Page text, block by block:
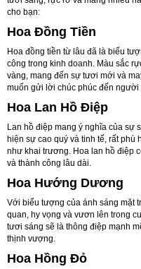
cho bạn:
Hoa Đồng Tiền
Hoa đồng tiền từ lâu đã là biểu
công trong kinh doanh. Màu sắc
vàng, mang đến sự tươi mới và
muốn gửi lời chúc phúc đến
Hoa Lan Hồ Điệp
Lan hồ điệp mang ý nghĩa của sự
hiện sự cao quý và tinh tế, rất
như khai trương. Hoa lan hồ điệp
và thành công lâu dài.
Hoa Hướng Dương
Với biểu tượng của ánh sáng mặt
quan, hy vọng và vươn lên trong
tươi sáng sẽ là thông điệp mạnh
thịnh vượng.
Hoa Hồng Đỏ